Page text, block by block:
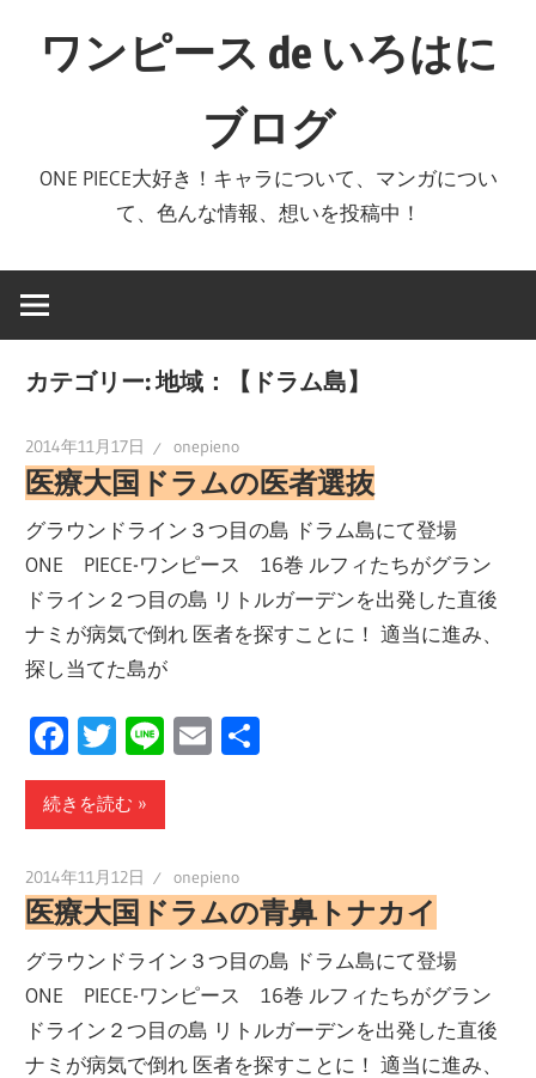
ワンピース de いろはに
ブログ
ONE PIECE大好き！キャラについて、マンガについ
て、色んな情報、想いを投稿中！
カテゴリー:地域：【ドラム島】
2014年11月17日 onepieno
医療大国ドラムの医者選抜
グラウンドライン３つ目の島 ドラム島にて登場
ONE PIECE-ワンピース 16巻 ルフィたちがグラン
ドライン２つ目の島 リトルガーデンを出発した直後
ナミが病気で倒れ 医者を探すことに！ 適当に進み、
探し当てた島が
Facebook
Twitter
LineEmail
続きを読む
2014年11月12日 onepieno
医療大国ドラムの青鼻トナカイ
グラウンドライン３つ目の島 ドラム島にて登場
ONE PIECE-ワンピース 16巻 ルフィたちがグラン
ドライン２つ目の島 リトルガーデンを出発した直後
ナミが病気で倒れ 医者を探すことに！ 適当に進み、